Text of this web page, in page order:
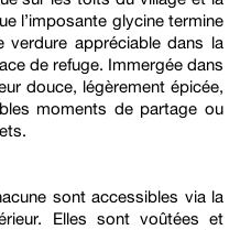
l’imposante glycine termine
verdure appréciable dans la
de refuge. Immergée dans
douce, légèrement épicée,
moments de partage ou
sont accessibles via la
Elles sont voûtées et